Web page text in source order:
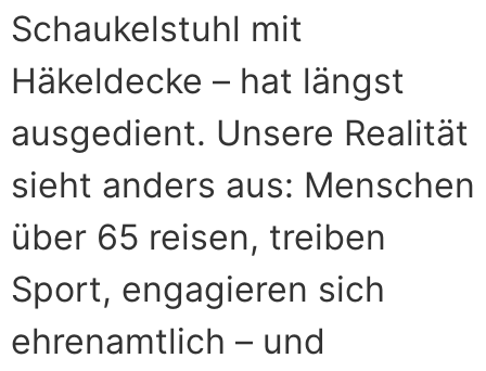
Schaukelstuhl mit
Häkeldecke – hat längst
ausgedient. Unsere Realität
sieht anders aus: Menschen
über 65 reisen, treiben
Sport, engagieren sich
ehrenamtlich – und